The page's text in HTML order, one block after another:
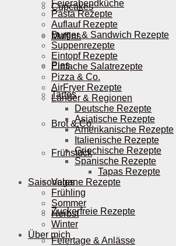
Cupcakes
Muffins
Pies
Tartes
Brot & Co.
Frühstück
Vegane Rezepte
Zuckerfreie Rezepte
Feiertage & Anlässe
Feierabendküche
Pasta Rezepte
Auflauf Rezepte
Burger & Sandwich Rezepte
Suppenrezepte
Eintopf Rezepte
Einfache Salatrezepte
Pizza & Co.
AirFryer Rezepte
Länder & Regionen
Deutsche Rezepte
Asiatische Rezepte
Amerikanische Rezepte
Italienische Rezepte
Griechische Rezepte
Spanische Rezepte
Tapas Rezepte
Saisonales
Frühling
Sommer
Herbst
Winter
Über mich